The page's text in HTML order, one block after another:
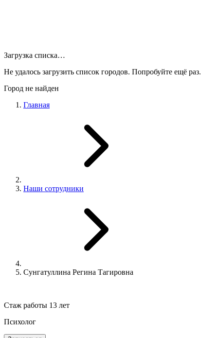
Загрузка списка…
Не удалось загрузить список городов. Попробуйте ещё раз.
Город не найден
Главная
Наши сотрудники
Сунгатуллина Регина Тагировна
Стаж работы 13 лет
Психолог